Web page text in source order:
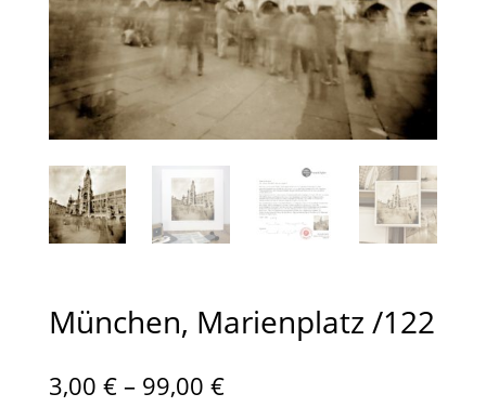
München, Marienplatz /122
3,00 € – 99,00 €Preisspanne: